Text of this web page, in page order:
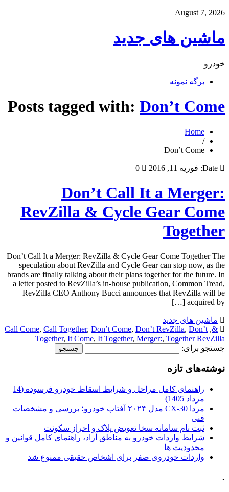
August 7, 2026
ماشین های جدید
خودرو
برگه نمونه
Posts tagged with: Don’t Come
Home
/
Don’t Come
Date: فوریه 11, 2016 0
Don’t Call It a Merger:
RevZilla & Cycle Gear Come
Together
Don’t Call It a Merger: RevZilla & Cycle Gear Come Together The
speculation about RevZilla and Cycle Gear can stop now, as the
brands are finally talking about their plans together for the future. In
a letter posted to RevZilla’s in-house publication, Common Tread,
RevZilla CEO Anthony Bucci announces that RevZilla will be
acquired by […]
ماشین های جدید
&
,
Call Come, Call Together, Don’t Come, Don’t RevZilla, Don’t
Together, It Come, It Together, Merger:, Together RevZilla
جستجو برای:
نوشته‌های تازه
راهنمای کامل مراحل و شرایط اسقاط خودرو فرسوده (14
مرداد 1405)
مزدا CX-30 مدل ۲۰۲۴ آفتاب خودرو؛ بررسی و مشخصات
فنی
ثبت نام سامانه سخا تعویض پلاک و احراز سکونت
شرایط واردات خودرو به مناطق آزاد، راهنمای کامل قوانین و
محدودیت ها
واردات خودروی صفر برای اشخاص حقیقی ممنوع شد
.